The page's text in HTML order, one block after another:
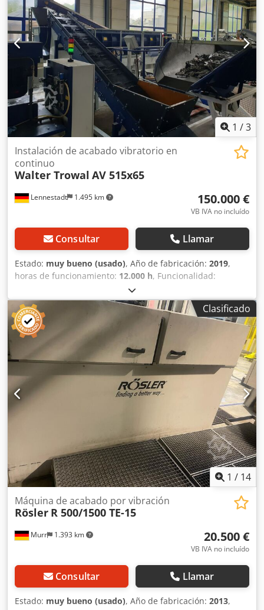
aproximadamente 1450 mm Atención: el artículo deberá
recogerse obligatoriamente entre el 7 y el 14 de octubre de
2026, en una fecha que se confirmará. FCA D-35576
Wetzlar – se cargará en un camión.
1 /3
Lennestadt 1.495 km
Instalación de acabado vibratorio en
continuo
Walter Trowal AV 515x65
150.000 €
VB IVA no incluído
Consultar Llamar
Estado: muy bueno (usado), Año de fabricación: 2019,
horas de funcionamiento: 12.000 h, Funcionalidad:
, - Línea de procesamiento usada
(para el rectificado continuo) - Es necesario reemplazar el
depósito de procesamiento. Dodszqunzepfx AivjckClasificado
1 / 14
Murr 1.393 km
Máquina de acabado por vibración
Rösler R 500/1500 TE-15
20.500 €
VB IVA no incluído
Consultar Llamar
Estado: muy bueno (usado), Año de fabricación: 2013,